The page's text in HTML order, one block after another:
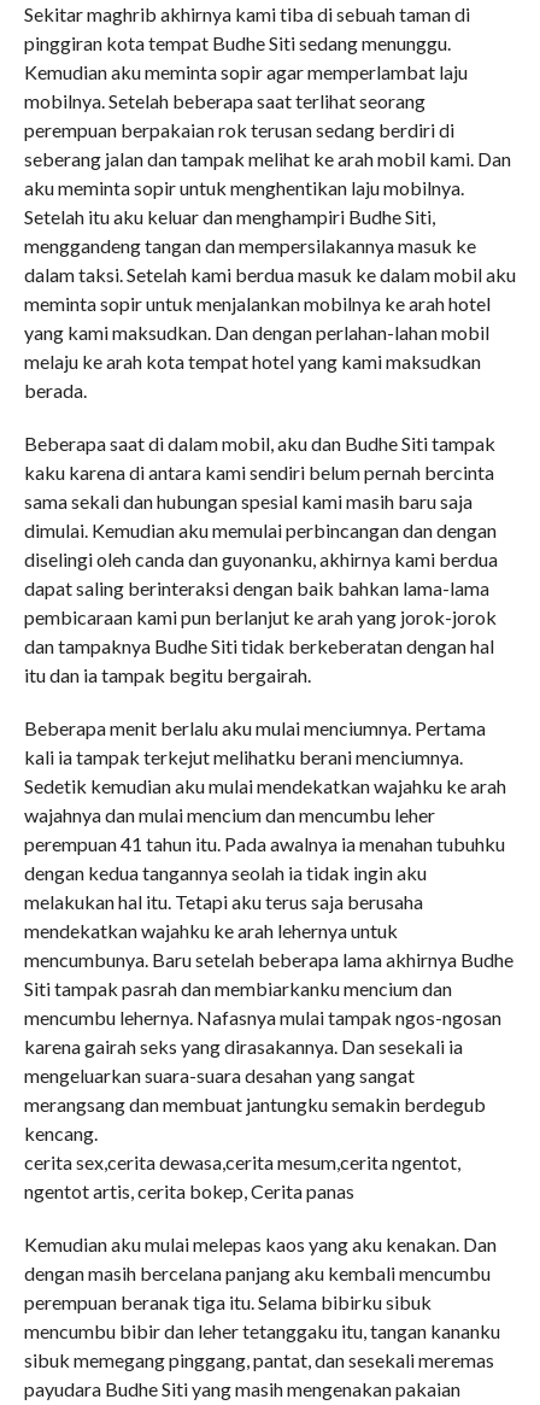
Sekitar maghrib akhirnya kami tiba di sebuah taman di
pinggiran kota tempat Budhe Siti sedang menunggu.
Kemudian aku meminta sopir agar memperlambat laju
mobilnya. Setelah beberapa saat terlihat seorang
perempuan berpakaian rok terusan sedang berdiri di
seberang jalan dan tampak melihat ke arah mobil kami. Dan
aku meminta sopir untuk menghentikan laju mobilnya.
Setelah itu aku keluar dan menghampiri Budhe Siti,
menggandeng tangan dan mempersilakannya masuk ke
dalam taksi. Setelah kami berdua masuk ke dalam mobil aku
meminta sopir untuk menjalankan mobilnya ke arah hotel
yang kami maksudkan. Dan dengan perlahan-lahan mobil
melaju ke arah kota tempat hotel yang kami maksudkan
berada.
Beberapa saat di dalam mobil, aku dan Budhe Siti tampak
kaku karena di antara kami sendiri belum pernah bercinta
sama sekali dan hubungan spesial kami masih baru saja
dimulai. Kemudian aku memulai perbincangan dan dengan
diselingi oleh canda dan guyonanku, akhirnya kami berdua
dapat saling berinteraksi dengan baik bahkan lama-lama
pembicaraan kami pun berlanjut ke arah yang jorok-jorok
dan tampaknya Budhe Siti tidak berkeberatan dengan hal
itu dan ia tampak begitu bergairah.
Beberapa menit berlalu aku mulai menciumnya. Pertama
kali ia tampak terkejut melihatku berani menciumnya.
Sedetik kemudian aku mulai mendekatkan wajahku ke arah
wajahnya dan mulai mencium dan mencumbu leher
perempuan 41 tahun itu. Pada awalnya ia menahan tubuhku
dengan kedua tangannya seolah ia tidak ingin aku
melakukan hal itu. Tetapi aku terus saja berusaha
mendekatkan wajahku ke arah lehernya untuk
mencumbunya. Baru setelah beberapa lama akhirnya Budhe
Siti tampak pasrah dan membiarkanku mencium dan
mencumbu lehernya. Nafasnya mulai tampak ngos-ngosan
karena gairah seks yang dirasakannya. Dan sesekali ia
mengeluarkan suara-suara desahan yang sangat
merangsang dan membuat jantungku semakin berdegub
kencang.
cerita sex,cerita dewasa,cerita mesum,cerita ngentot,
ngentot artis, cerita bokep, Cerita panas
Kemudian aku mulai melepas kaos yang aku kenakan. Dan
dengan masih bercelana panjang aku kembali mencumbu
perempuan beranak tiga itu. Selama bibirku sibuk
mencumbu bibir dan leher tetanggaku itu, tangan kananku
sibuk memegang pinggang, pantat, dan sesekali meremas
payudara Budhe Siti yang masih mengenakan pakaian